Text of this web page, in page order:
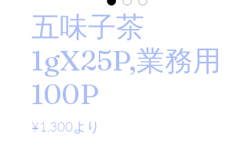
五味子茶
1gX25P,業務用
100P
¥1,300より